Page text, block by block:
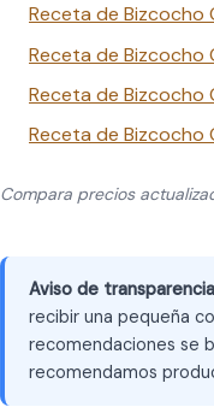
Receta de Bizcocho
Receta de Bizcocho
Receta de Bizcocho
Receta de Bizcocho
Compara precios
Aviso de
recibir una pequeña
recomendaciones se
recomendamos